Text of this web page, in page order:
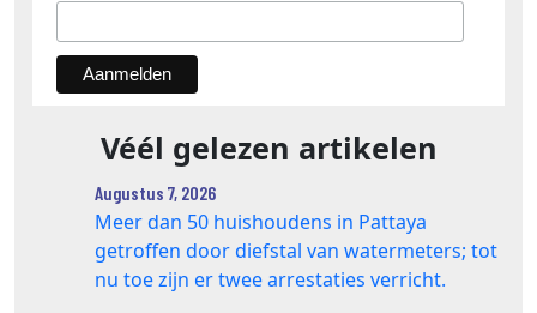
Véél gelezen artikelen
Augustus 7, 2026
Meer dan 50 huishoudens in Pattaya
getroffen door diefstal van watermeters; tot
nu toe zijn er twee arrestaties verricht.